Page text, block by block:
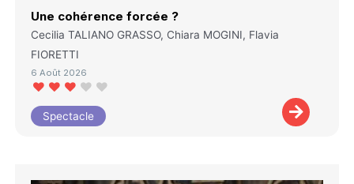
Une cohérence forcée ?
Cecilia TALIANO GRASSO, Chiara MOGINI, Flavia
FIORETTI
6 Août 2026
Spectacle